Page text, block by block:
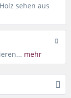
sehen aus
mehr